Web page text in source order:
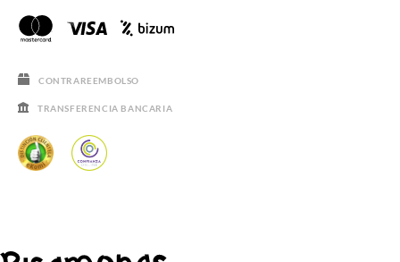
CONTRAREEMBOLSO
TRANSFERENCIA BANCARIA